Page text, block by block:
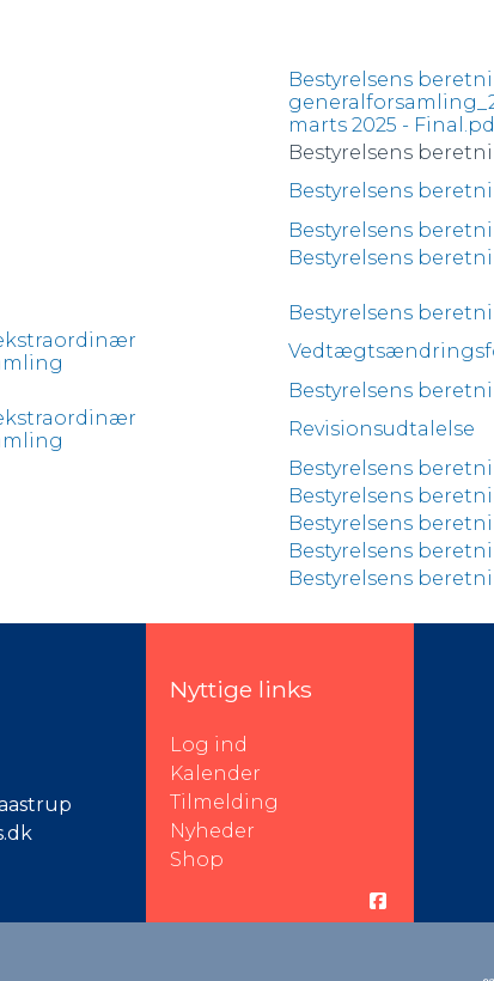
Bestyrelsens
marts 2025 -
Bestyrelsens
Bestyrelsens
Bestyrelsens
Bestyrelsens
Bestyrelsens
Bestyrelsens
Revisionsudtalelse
Bestyrelsens
Bestyrelsens
Bestyrelsens
Bestyrelsens
Bestyrelsens
Nyttige links
Log ind
Kalender
Tilmelding
Nyheder
Shop